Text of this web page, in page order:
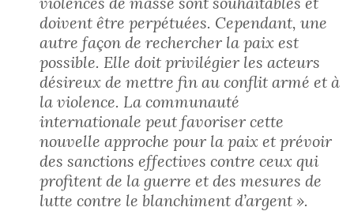
doivent être perpétuées. Cependant, une
autre façon de rechercher la paix est
possible. Elle doit privilégier les acteurs
désireux de mettre fin au conflit armé et à
la violence. La communauté
internationale peut favoriser cette
nouvelle approche pour la paix et prévoir
des sanctions effectives contre ceux qui
profitent de la guerre et des mesures de
lutte contre le blanchiment d’argent ».